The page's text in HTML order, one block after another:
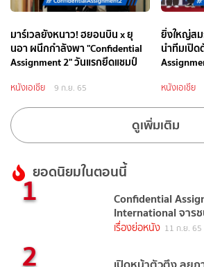
มาร์เวลยังหนาว! ฮยอนบิน x ยุ
นอา ผนึกกำลังพา "Confidential
Assignment 2" วันแรกยึดแชมป์
หนังเอเชีย 9 ก.ย. 65
ยิ่งใหญ่ส
นำทีมเปิด
หนังเอเชีย
ดูเพิ่มเติม
ยอดนิยมในตอนนี้
1 Confidential
International จาร
เรื่องย่อหนัง 11 ก.ย. 65
2